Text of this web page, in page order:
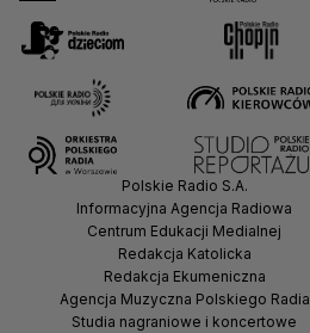
Polskie Radio S.A.
Informacyjna Agencja Radiowa
Centrum Edukacji Medialnej
Redakcja Katolicka
Redakcja Ekumeniczna
Agencja Muzyczna Polskiego Radia
Studia nagraniowe i koncertowe